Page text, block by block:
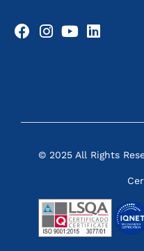
© 2025 All Rights